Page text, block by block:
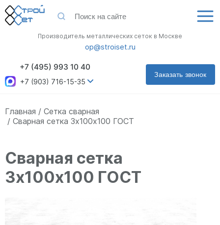
Заказать звонок
+7 (495) 993 10 40
+7 (903) 716-15-35
Производитель металлических сеток в Москве
op@stroiset.ru
Главная
Сетка сварная
Сварная сетка 3х100х100 ГОСТ
Сварная сетка
3х100х100 ГОСТ